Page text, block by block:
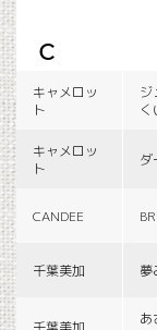
c
キャメロッ
ト
ジ
く
キャメロッ
ト
ダ
CANDEE
千葉美加 夢
あ